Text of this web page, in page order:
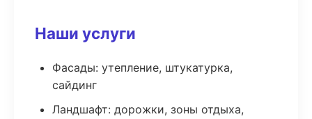
Наши услуги
Фасады: утепление, штукатурка,
сайдинг
Ландшафт: дорожки, зоны отдыха,